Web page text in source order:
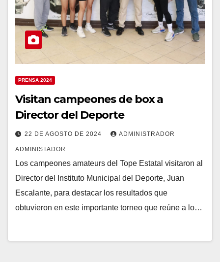
PRENSA 2024
Visitan campeones de box a
Director del Deporte
22 DE AGOSTO DE 2024 ADMINISTRADOR
ADMINISTADOR
Los campeones amateurs del Tope Estatal visitaron al
Director del Instituto Municipal del Deporte, Juan
Escalante, para destacar los resultados que
obtuvieron en este importante torneo que reúne a lo…